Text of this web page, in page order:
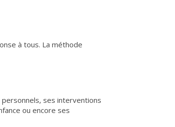
à tous. La méthode
ses interventions
ou encore ses